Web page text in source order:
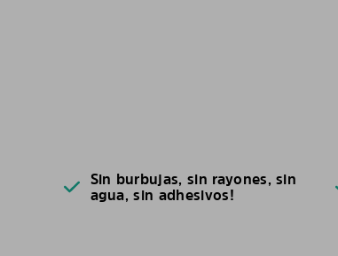
Sin burbujas, sin rayones, sin
agua, sin adhesivos!